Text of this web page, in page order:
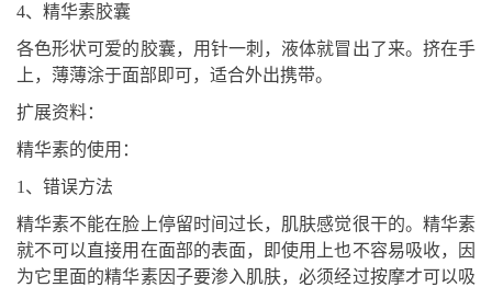
4、精华素胶囊
各色形状可爱的胶囊，用针一刺，液体就冒出了来。挤在手
上，薄薄涂于面部即可，适合外出携带。
扩展资料：
精华素的使用：
1、错误方法
精华素不能在脸上停留时间过长，肌肤感觉很干的。精华素
就不可以直接用在面部的表面，即使用上也不容易吸收，因
为它里面的精华素因子要渗入肌肤，必须经过按摩才可以吸